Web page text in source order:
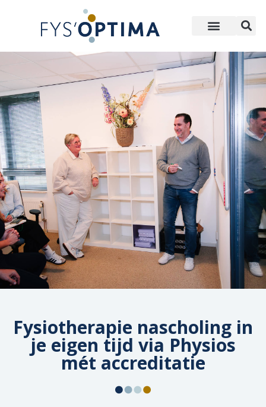
Fysiotherapie nascholing in
je eigen tijd via Physios
mét accreditatie